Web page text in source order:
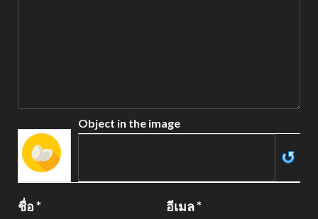
Object in the image
ชื่อ* อีเมล*